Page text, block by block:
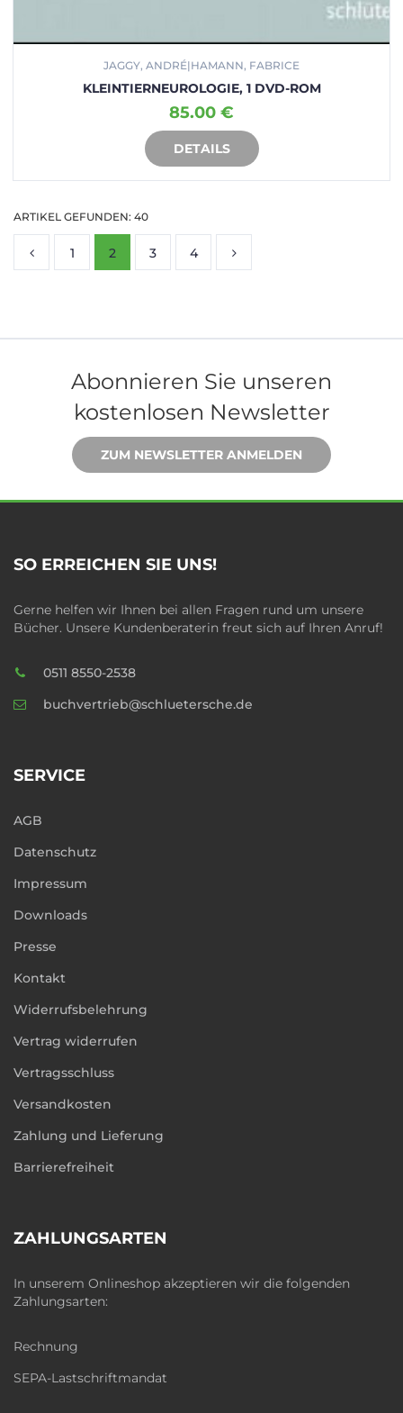
JAGGY, ANDRÉ|HAMANN, FABRICE
KLEINTIERNEUROLOGIE, 1 DVD-ROM
85.00 €
DETAILS
IN DEN WARENKORB
ARTIKEL GEFUNDEN: 40
1 2 3 4
Abonnieren Sie unseren
kostenlosen Newsletter
ZUM NEWSLETTER ANMELDEN
SO ERREICHEN SIE UNS!
Gerne helfen wir Ihnen bei allen Fragen rund um unsere
Bücher. Unsere Kundenberaterin freut sich auf Ihren Anruf!
0511 8550-2538
buchvertrieb@schluetersche.de
SERVICE
AGB
Datenschutz
Impressum
Downloads
Presse
Kontakt
Widerrufsbelehrung
Vertrag widerrufen
Vertragsschluss
Versandkosten
Zahlung und Lieferung
Barrierefreiheit
ZAHLUNGSARTEN
In unserem Onlineshop akzeptieren wir die folgenden
Zahlungsarten:
Rechnung
SEPA-Lastschriftmandat